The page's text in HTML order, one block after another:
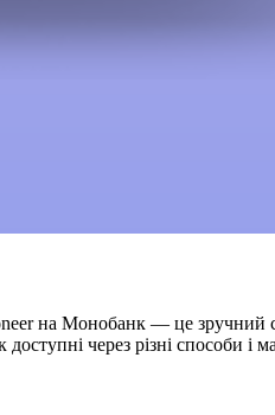
на Монобанк — це зручний
через різні способи і